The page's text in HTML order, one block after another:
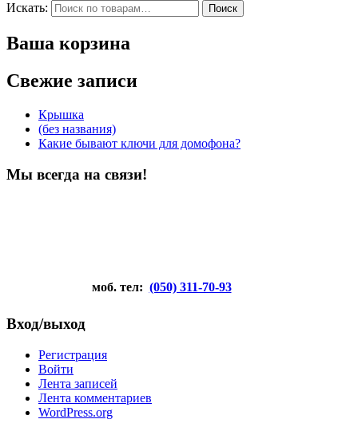
Искать: Поиск
Ваша корзина
Свежие записи
Крышка
(без названия)
Какие бывают ключи для домофона?
Мы всегда на связи!
моб. тел: (050) 311-70-93
Вход/выход
Регистрация
Войти
Лента записей
Лента комментариев
WordPress.org